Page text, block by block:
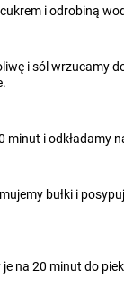
i odrobiną
i sól wrzucamy
minut i odkładamy
bułki i
na 20 minut do